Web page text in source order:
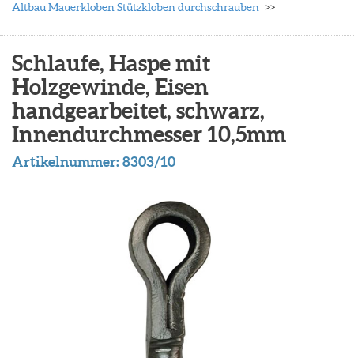
Altbau Mauerkloben Stützkloben durchschrauben
Schlaufe, Haspe mit
Holzgewinde, Eisen
handgearbeitet, schwarz,
Innendurchmesser 10,5mm
Artikelnummer:8303/10